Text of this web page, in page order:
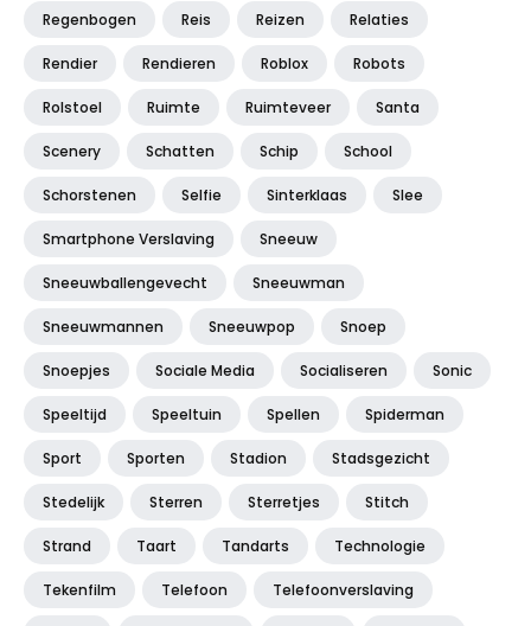
Regenbogen Reis Reizen Relaties
Rendier Rendieren Roblox Robots
Rolstoel Ruimte Ruimteveer Santa
Scenery Schatten Schip School
Schorstenen Selfie Sinterklaas Slee
Smartphone Verslaving Sneeuw
Sneeuwballengevecht Sneeuwman
Sneeuwmannen Sneeuwpop Snoep
Snoepjes Sociale Media Socialiseren Sonic
Speeltijd Speeltuin Spellen Spiderman
Sport Sporten Stadion Stadsgezicht
Stedelijk Sterren Sterretjes Stitch
Strand Taart Tandarts Technologie
Tekenfilm Telefoon Telefoonverslaving